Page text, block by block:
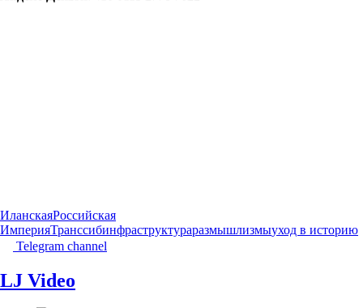
ИланскаяРоссийская
ИмперияТранссибинфраструктураразмышлизмыуход в историю
Telegram channel
LJ Video